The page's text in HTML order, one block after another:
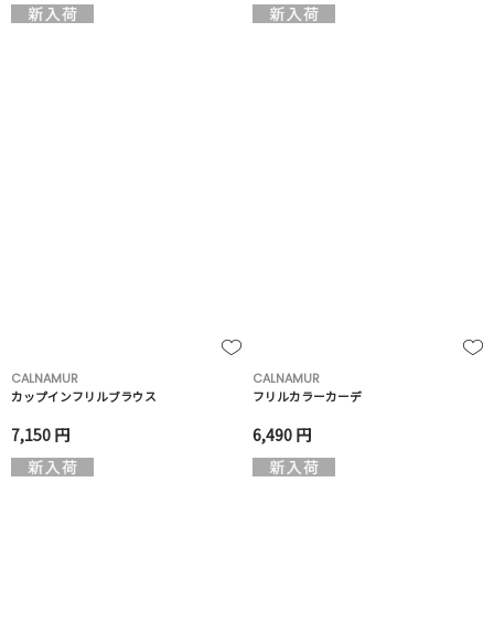
CALNAMUR
カップインフリルブラウス
7,150 円
CALNAMUR
フリルカラーカーデ
6,490 円